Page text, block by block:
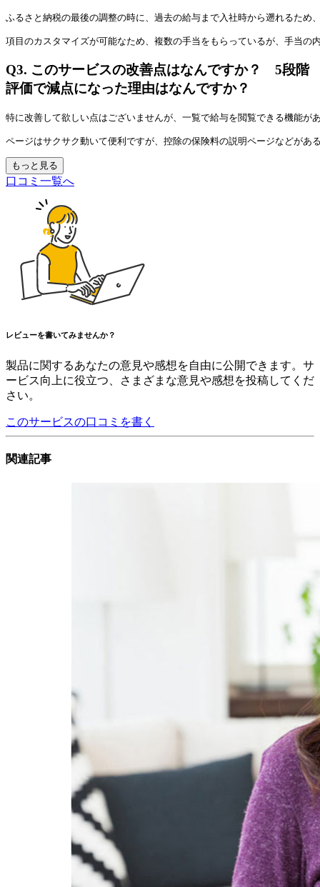
ふるさと納税の最後の調整の時に、過去の給与まで入社時から遡れるため
項目のカスタマイズが可能なため、複数の手当をもらっているが、手当の
Q3. このサービスの改善点はなんですか？ 5段階
評価で減点になった理由はなんですか？
特に改善して欲しい点はございませんが、一覧で給与を閲覧できる機能が
ページはサクサク動いて便利ですが、控除の保険料の説明ページなどがあ
もっと見る
口コミ一覧へ
レビューを書いてみませんか？
製品に関するあなたの意見や感想を自由に公開できます。サ
ービス向上に役立つ、さまざまな意見や感想を投稿してくだ
さい。
このサービスの口コミを書く
関連記事